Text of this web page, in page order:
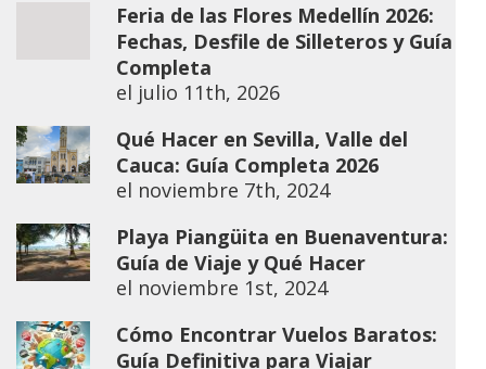
Feria de las Flores Medellín 2026:
Fechas, Desfile de Silleteros y Guía
Completa
el julio 11th, 2026
Qué Hacer en Sevilla, Valle del
Cauca: Guía Completa 2026
el noviembre 7th, 2024
Playa Piangüita en Buenaventura:
Guía de Viaje y Qué Hacer
el noviembre 1st, 2024
Cómo Encontrar Vuelos Baratos:
Guía Definitiva para Viajar